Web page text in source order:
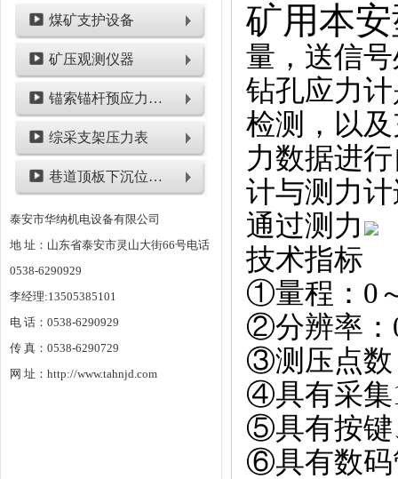
煤矿支护设备
矿压观测仪器
锚索锚杆预应力检测设备
综采支架压力表
巷道顶板下沉位移类仪表
泰安市华纳机电设备有限公司
地 址：山东省泰安市灵山大街66号电话
0538-6290929
李经理:13505385101
电 话：0538-6290929
传 真：0538-6290729
网 址：http://www.tahnjd.com
矿用本
量，送信
钻孔应力
检测，以
力数据进
计与测力
通过测力
技术指标
①量程：0
②分辨率：
③测压点数
④具有采集
⑤具有按键
⑥具有数码